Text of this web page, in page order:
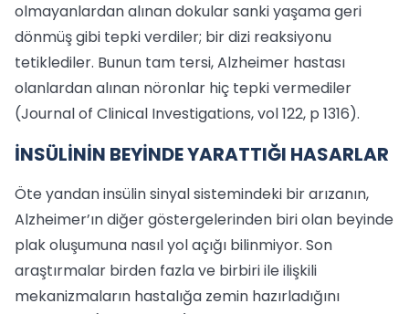
olmayanlardan alınan dokular sanki yaşama geri
dönmüş gibi tepki verdiler; bir dizi reaksiyonu
tetiklediler. Bunun tam tersi, Alzheimer hastası
olanlardan alınan nöronlar hiç tepki vermediler
(Journal of Clinical Investigations, vol 122, p 1316).
İNSÜLİNİN BEYİNDE YARATTIĞI HASARLAR
Öte yandan insülin sinyal sistemindeki bir arızanın,
Alzheimer’ın diğer göstergelerinden biri olan beyinde
plak oluşumuna nasıl yol açığı bilinmiyor. Son
araştırmalar birden fazla ve birbiri ile ilişkili
mekanizmaların hastalığa zemin hazırladığını